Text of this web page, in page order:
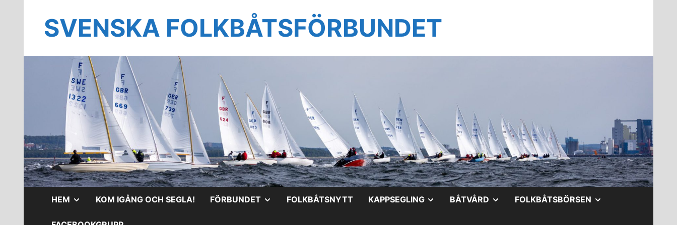
innehållSVENSKA FOLKBÅTSFÖRBUNDET
HEM VISAKOM IGÅNG OCH SEGLA! FÖRBUNDET VISAFOLKBÅTSNYTT KAPPSEGLING VISABÅTVÅRD VISAFOLKBÅTSBÖRSEN